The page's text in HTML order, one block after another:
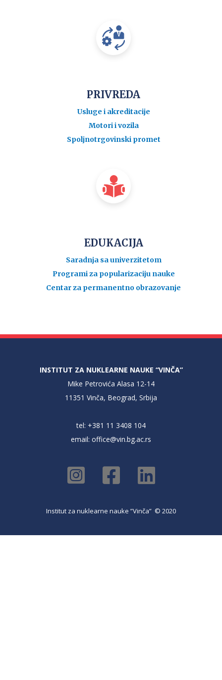
PRIVREDA
Usluge i akreditacije
Motori i vozila
Spoljnotrgovinski promet
EDUKACIJA
Saradnja sa univerzitetom
Programi za popularizaciju nauke
Centar za permanentno obrazovanje
INSTITUT ZA NUKLEARNE NAUKE “VINČA”
Mike Petrovića Alasa 12-14
11351 Vinča, Beograd, Srbija
tel: +381 11 3408 104
email: office@vin.bg.ac.rs
Institut za nuklearne nauke ”Vinča” © 2020